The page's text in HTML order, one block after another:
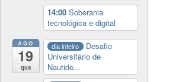
14:00 Soberania
tecnológica e digital
AGO
19
qua
dia inteiro
Desafio
Universitário de
Nautide...